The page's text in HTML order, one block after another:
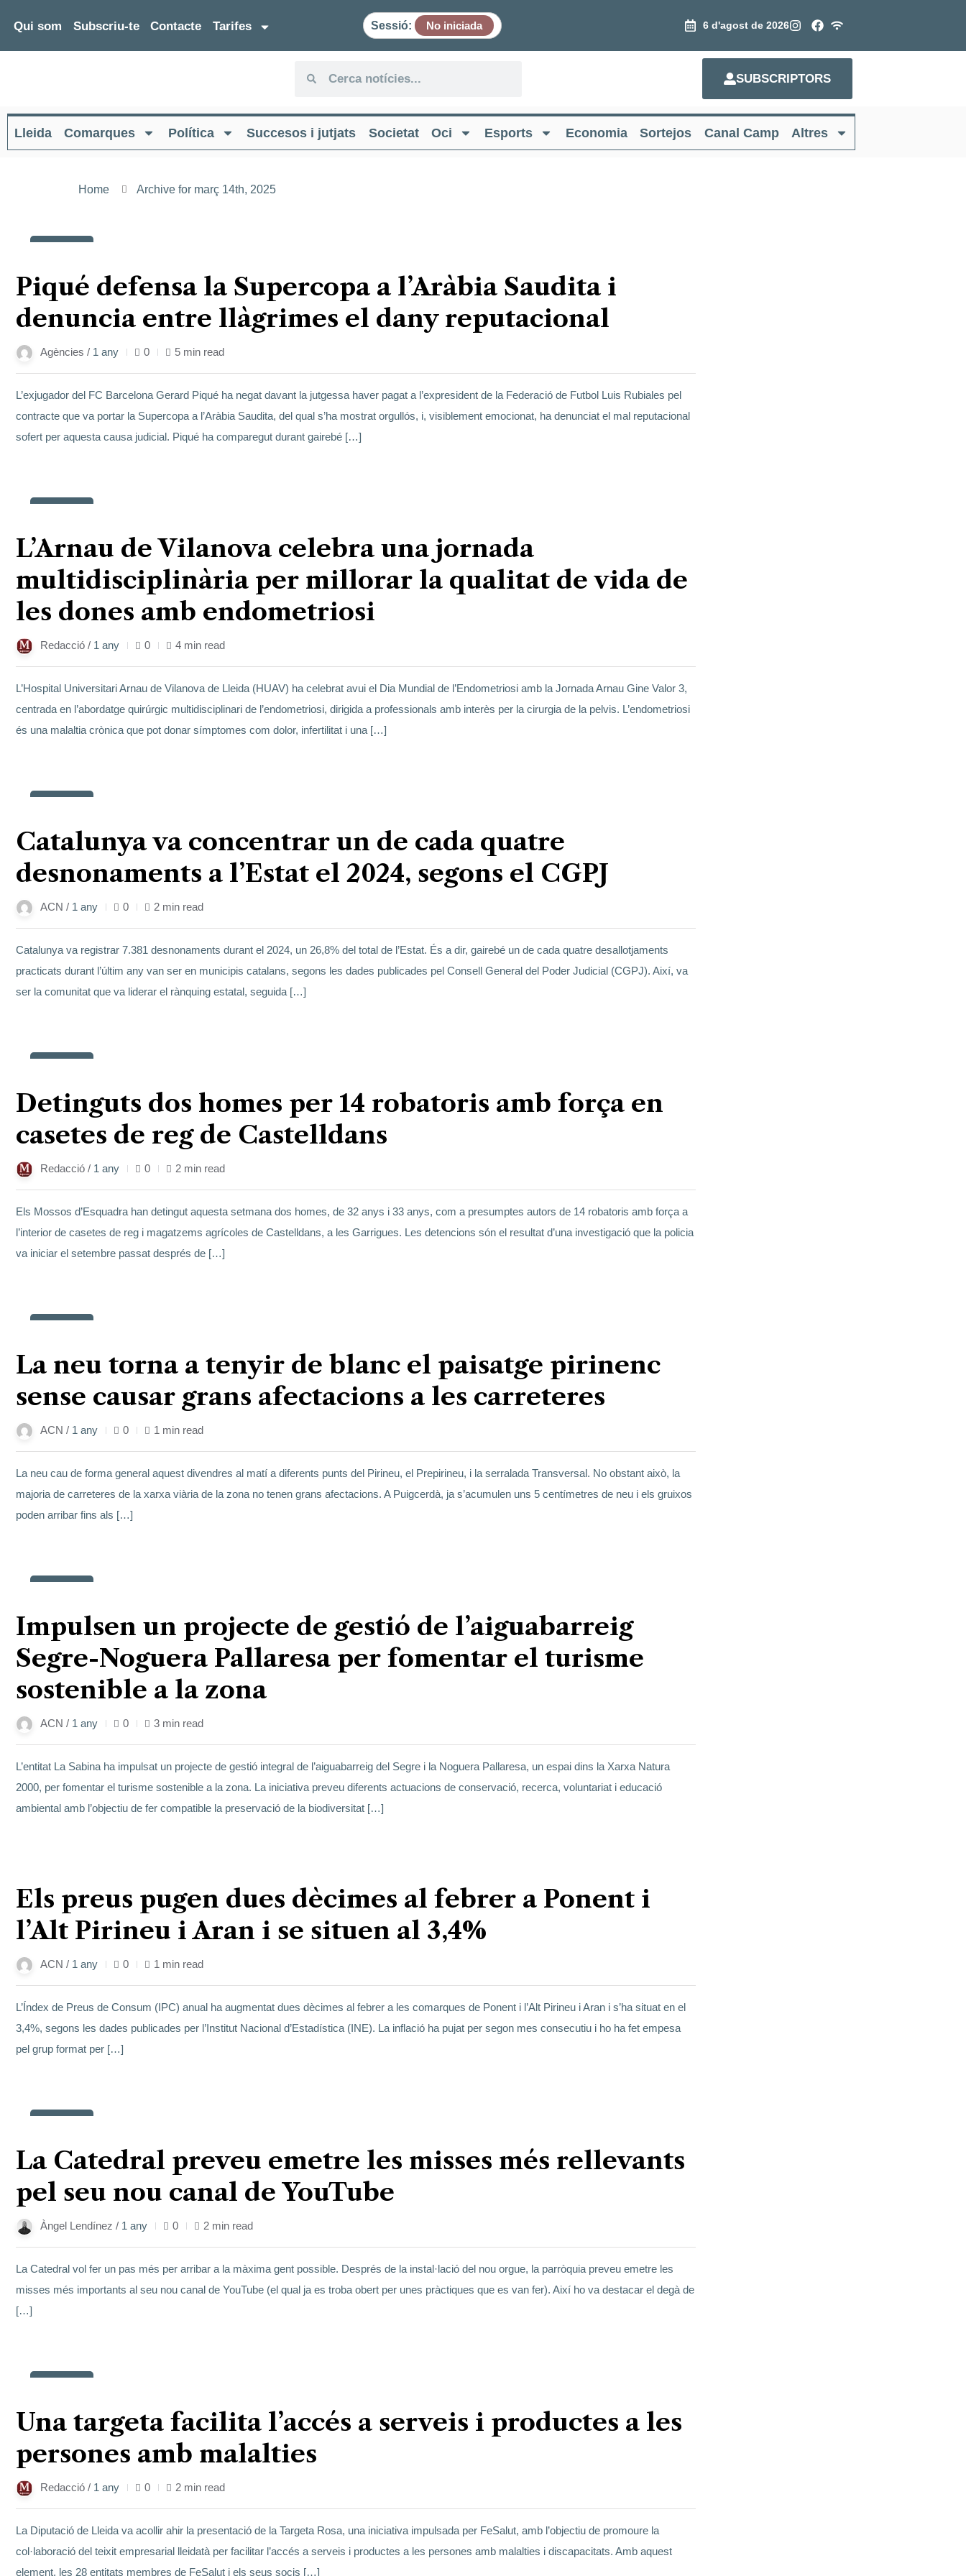
Qui som Subscriu-te Contacte Tarifes Sessió: No iniciada 6 d'agost de 2026
SUBSCRIPTORS
Lleida Comarques Política Succesos i jutjats Societat Oci Esports Economia Sortejos Canal Camp Altres
Home Archive for març 14th, 2025
Piqué defensa la Supercopa a l’Aràbia Saudita i
denuncia entre llàgrimes el dany reputacional
Agències / 1 any 0 5 min read
L’exjugador del FC Barcelona Gerard Piqué ha negat davant la jutgessa haver pagat a l’expresident de la Federació de Futbol Luis Rubiales pel
contracte que va portar la Supercopa a l’Aràbia Saudita, del qual s’ha mostrat orgullós, i, visiblement emocionat, ha denunciat el mal reputacional
sofert per aquesta causa judicial. Piqué ha comparegut durant gairebé […]
L’Arnau de Vilanova celebra una jornada
multidisciplinària per millorar la qualitat de vida de
les dones amb endometriosi
Redacció / 1 any 0 4 min read
L’Hospital Universitari Arnau de Vilanova de Lleida (HUAV) ha celebrat avui el Dia Mundial de l’Endometriosi amb la Jornada Arnau Gine Valor 3,
centrada en l’abordatge quirúrgic multidisciplinari de l’endometriosi, dirigida a professionals amb interès per la cirurgia de la pelvis. L’endometriosi
és una malaltia crònica que pot donar símptomes com dolor, infertilitat i una […]
Catalunya va concentrar un de cada quatre
desnonaments a l’Estat el 2024, segons el CGPJ
ACN / 1 any 0 2 min read
Catalunya va registrar 7.381 desnonaments durant el 2024, un 26,8% del total de l’Estat. És a dir, gairebé un de cada quatre desallotjaments
practicats durant l’últim any van ser en municipis catalans, segons les dades publicades pel Consell General del Poder Judicial (CGPJ). Així, va
ser la comunitat que va liderar el rànquing estatal, seguida […]
Detinguts dos homes per 14 robatoris amb força en
casetes de reg de Castelldans
Redacció / 1 any 0 2 min read
Els Mossos d’Esquadra han detingut aquesta setmana dos homes, de 32 anys i 33 anys, com a presumptes autors de 14 robatoris amb força a
l’interior de casetes de reg i magatzems agrícoles de Castelldans, a les Garrigues. Les detencions són el resultat d’una investigació que la policia
va iniciar el setembre passat després de […]
La neu torna a tenyir de blanc el paisatge pirinenc
sense causar grans afectacions a les carreteres
ACN / 1 any 0 1 min read
La neu cau de forma general aquest divendres al matí a diferents punts del Pirineu, el Prepirineu, i la serralada Transversal. No obstant això, la
majoria de carreteres de la xarxa viària de la zona no tenen grans afectacions. A Puigcerdà, ja s’acumulen uns 5 centímetres de neu i els gruixos
poden arribar fins als […]
Impulsen un projecte de gestió de l’aiguabarreig
Segre-Noguera Pallaresa per fomentar el turisme
sostenible a la zona
ACN / 1 any 0 3 min read
L’entitat La Sabina ha impulsat un projecte de gestió integral de l’aiguabarreig del Segre i la Noguera Pallaresa, un espai dins la Xarxa Natura
2000, per fomentar el turisme sostenible a la zona. La iniciativa preveu diferents actuacions de conservació, recerca, voluntariat i educació
ambiental amb l’objectiu de fer compatible la preservació de la biodiversitat […]
març
Els preus pugen dues dècimes al febrer a Ponent i
l’Alt Pirineu i Aran i se situen al 3,4%
ACN / 1 any 0 1 min read
L’Índex de Preus de Consum (IPC) anual ha augmentat dues dècimes al febrer a les comarques de Ponent i l’Alt Pirineu i Aran i s’ha situat en el
3,4%, segons les dades publicades per l’Institut Nacional d’Estadística (INE). La inflació ha pujat per segon mes consecutiu i ho ha fet empesa
pel grup format per […]
La Catedral preveu emetre les misses més rellevants
pel seu nou canal de YouTube
Àngel Lendínez / 1 any 0 2 min read
La Catedral vol fer un pas més per arribar a la màxima gent possible. Després de la instal·lació del nou orgue, la parròquia preveu emetre les
misses més importants al seu nou canal de YouTube (el qual ja es troba obert per unes pràctiques que es van fer). Així ho va destacar el degà de
[…]
Una targeta facilita l’accés a serveis i productes a les
persones amb malalties
Redacció / 1 any 0 2 min read
La Diputació de Lleida va acollir ahir la presentació de la Targeta Rosa, una iniciativa impulsada per FeSalut, amb l’objectiu de promoure la
col·laboració del teixit empresarial lleidatà per facilitar l’accés a serveis i productes a les persones amb malalties i discapacitats. Amb aquest
element, les 28 entitats membres de FeSalut i els seus socis […]